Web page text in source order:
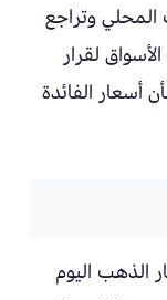
وتراجع
لقرار
أسعار الفائدة
الذهب اليوم